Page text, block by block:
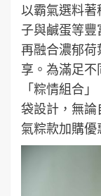
以霸氣選料著
子與鹹蛋等豐
再融合濃郁荷
享。為滿足
「粽情組合
袋設計，無論
氣粽款加購優